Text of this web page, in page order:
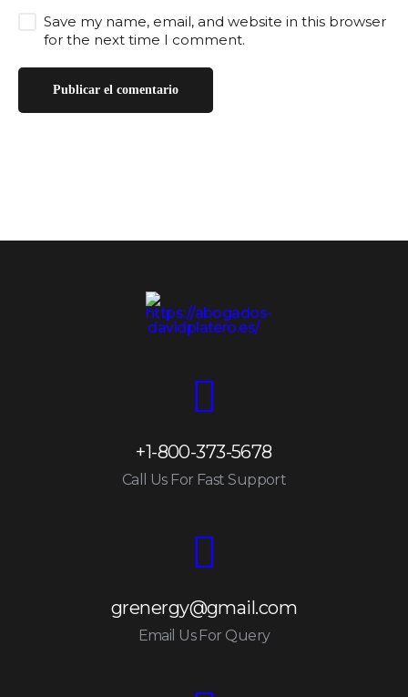
Save my name, email, and website in this browser
for the next time I comment.
+1-800-373-5678
Call Us For Fast Support
grenergy@gmail.com
Email Us For Query